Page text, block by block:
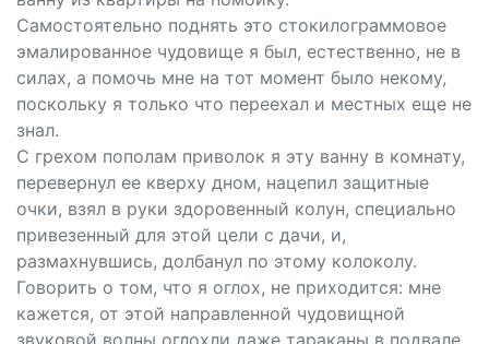
Самостоятельно поднять это стокилограммовое
эмалированное чудовище я был, естественно, не в
силах, а помочь мне на тот момент было некому,
поскольку я только что переехал и местных еще не
знал.
С грехом пополам приволок я эту ванну в комнату,
перевернул ее кверху дном, нацепил защитные
очки, взял в руки здоровенный колун, специально
привезенный для этой цели с дачи, и,
размахнувшись, долбанул по этому колоколу.
Говорить о том, что я оглох, не приходится: мне
кажется, от этой направленной чудовищной
звуковой волны оглохли даже тараканы в подвале,